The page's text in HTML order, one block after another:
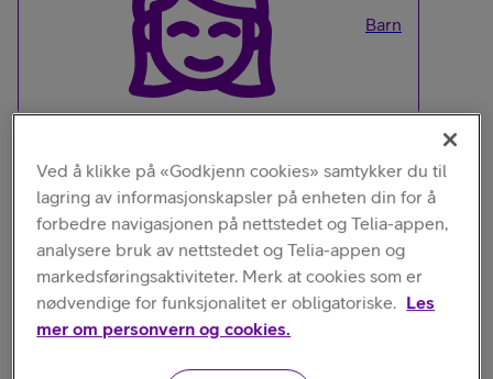
Barn
Ved å klikke på «Godkjenn cookies» samtykker du til
lagring av informasjonskapsler på enheten din for å
forbedre navigasjonen på nettstedet og Telia-appen,
analysere bruk av nettstedet og Telia-appen og
markedsføringsaktiviteter. Merk at cookies som er
nødvendige for funksjonalitet er obligatoriske. Les
mer om personvern og cookies.